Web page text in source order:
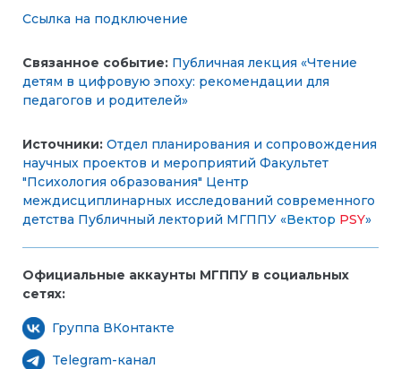
Ссылка на подключение
Связанное событие: Публичная лекция «Чтение
детям в цифровую эпоху: рекомендации для
педагогов и родителей»
Источники: Отдел планирования и сопровождения
научных проектов и мероприятий Факультет
"Психология образования" Центр
междисциплинарных исследований современного
детства Публичный лекторий МГППУ «Вектор PSY»
Официальные аккаунты МГППУ в социальных
сетях:
Группа ВКонтакте
Telegram-канал